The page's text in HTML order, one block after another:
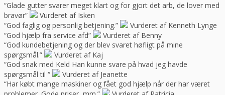
“Glade gutter svarer meget klart og for gjort det arb, de lover med
bravør”
Vurderet af Isken
“God faglig og personlig betjening.”
Vurderet af Kenneth Lynge
“God hjælp fra service afd”
Vurderet af Benny
“God kundebetjening og der blev svaret høfligt på mine
spørgsmål.”
Vurderet af Kaj
“God snak med Keld Han kunne svare på hvad jeg havde
spørgsmål til “
Vurderet af Jeanette
“Har købt mange maskiner og fået god hjælp når der har været